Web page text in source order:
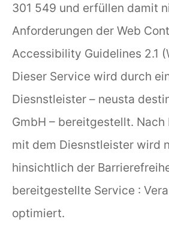
301 549 und erfüllen damit
Anforderungen der Web
Accessibility Guidelines 2.1
Dieser Service wird durch
Diesnstleister – neusta
GmbH – bereitgestellt. Nach
mit dem Diesnstleister wird
hinsichtlich der
bereitgestellte Service :
optimiert.